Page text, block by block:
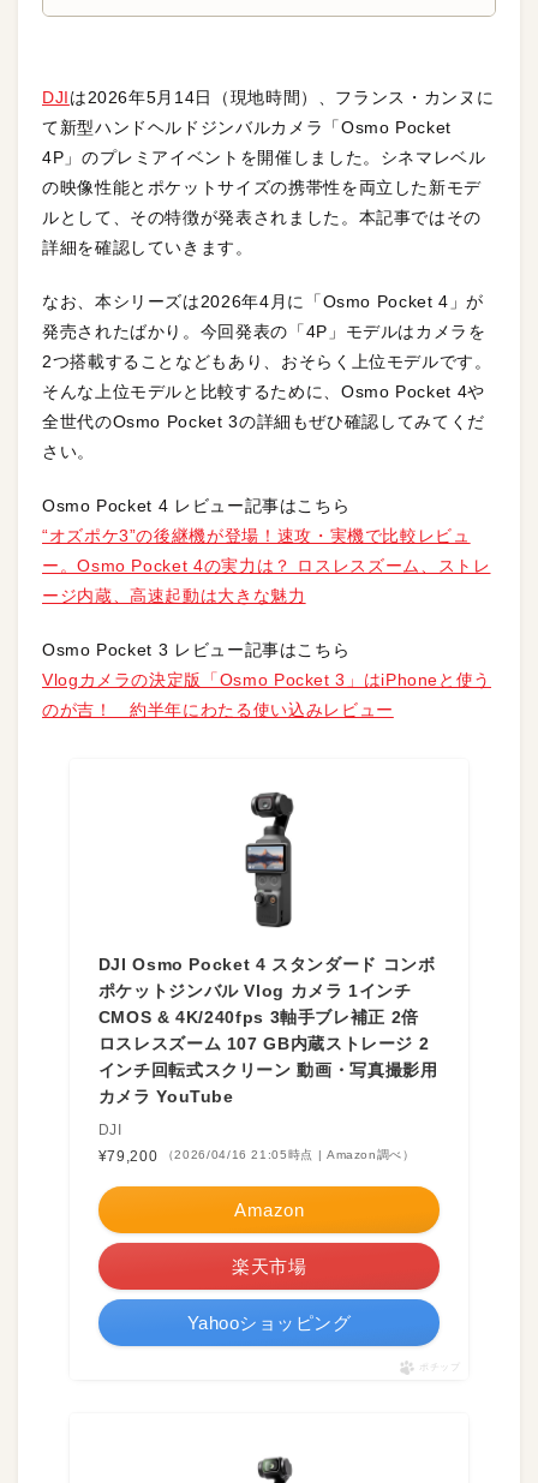
DJIは2026年5月14日（現地時間）、フランス・カンヌに
て新型ハンドヘルドジンバルカメラ「Osmo Pocket
4P」のプレミアイベントを開催しました。シネマレベル
の映像性能とポケットサイズの携帯性を両立した新モデ
ルとして、その特徴が発表されました。本記事ではその
詳細を確認していきます。
なお、本シリーズは2026年4月に「Osmo Pocket 4」が
発売されたばかり。今回発表の「4P」モデルはカメラを
2つ搭載することなどもあり、おそらく上位モデルです。
そんな上位モデルと比較するために、Osmo Pocket 4や
全世代のOsmo Pocket 3の詳細もぜひ確認してみてくだ
さい。
Osmo Pocket 4 レビュー記事はこちら
“オズポケ3”の後継機が登場！速攻・実機で比較レビュ
ー。Osmo Pocket 4の実力は？ ロスレスズーム、ストレ
ージ内蔵、高速起動は大きな魅力
Osmo Pocket 3 レビュー記事はこちら
Vlogカメラの決定版「Osmo Pocket 3」はiPhoneと使う
のが吉！ 約半年にわたる使い込みレビュー
DJI Osmo Pocket 4 スタンダード コンボ
ポケットジンバル Vlog カメラ 1インチ
CMOS & 4K/240fps 3軸手ブレ補正 2倍
ロスレスズーム 107 GB内蔵ストレージ 2
インチ回転式スクリーン 動画・写真撮影用
カメラ YouTube
DJI
¥79,200
（2026/04/16 21:05時点 | Amazon調べ）
Amazon
楽天市場
Yahooショッピング
ポチップ